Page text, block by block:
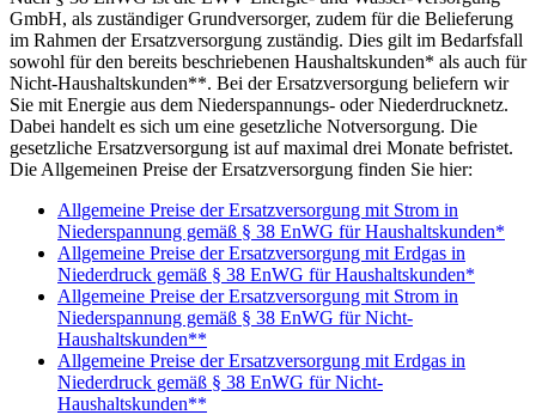
GmbH, als zuständiger Grundversorger, zudem für die Belieferung
im Rahmen der Ersatzversorgung zuständig. Dies gilt im Bedarfsfall
sowohl für den bereits beschriebenen Haushaltskunden* als auch für
Nicht-Haushaltskunden**. Bei der Ersatzversorgung beliefern wir
Sie mit Energie aus dem Niederspannungs- oder Niederdrucknetz.
Dabei handelt es sich um eine gesetzliche Notversorgung. Die
gesetzliche Ersatzversorgung ist auf maximal drei Monate befristet.
Die Allgemeinen Preise der Ersatzversorgung finden Sie hier:
Allgemeine Preise der Ersatzversorgung mit Strom in
Niederspannung gemäß § 38 EnWG für Haushaltskunden*
Allgemeine Preise der Ersatzversorgung mit Erdgas in
Niederdruck gemäß § 38 EnWG für Haushaltskunden*
Allgemeine Preise der Ersatzversorgung mit Strom in
Niederspannung gemäß § 38 EnWG für Nicht-
Haushaltskunden**
Allgemeine Preise der Ersatzversorgung mit Erdgas in
Niederdruck gemäß § 38 EnWG für Nicht-
Haushaltskunden**